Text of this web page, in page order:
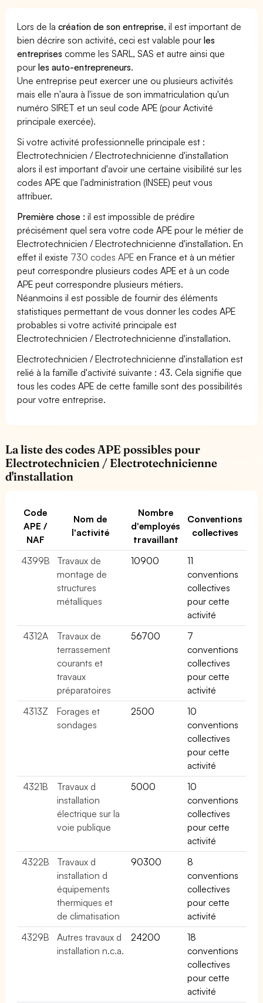
Lors de lacréation de son entreprise, il est important de
bien décrire son activité, ceci est valable pourles
entreprises comme les SARL, SAS et autre ainsi que
pourles auto-entrepreneurs.
Une entreprise peut exercer une ou plusieurs activités
mais elle n'aura à l'issue de son immatriculation qu'un
numéro SIRET et un seul code APE (pour Activité
principale exercée).
Si votre activité professionnelle principale est :
Electrotechnicien / Electrotechnicienne d'installation
alors il est important d'avoir une certaine visibilité sur les
codes APE que l'administration (INSEE) peut vous
attribuer.
Première chose : il est impossible de prédire
précisément quel sera votre code APE pour le métier de
Electrotechnicien / Electrotechnicienne d'installation. En
effet il existe 730 codes APE en France et à un métier
peut correspondre plusieurs codes APE et à un code
APE peut correspondre plusieurs métiers.
Néanmoins il est possible de fournir des éléments
statistiques permettant de vous donner les codes APE
probables si votre activité principale est
Electrotechnicien / Electrotechnicienne d'installation.
Electrotechnicien / Electrotechnicienne d'installation est
relié à la famille d'activité suivante : 43. Cela signifie que
tous les codes APE de cette famille sont des possibilités
pour votre entreprise.
La liste des codes APE possibles pour
Electrotechnicien / Electrotechnicienne
d'installation
Code
APE /
NAF
Nom de
l'activité
Nombre
d'employés
travaillant
Conventions
collectives
4399B
Travaux de
montage de
structures
métalliques
10900
11
conventions
collectives
pour cette
activité
4312A
Travaux de
terrassement
courants et
travaux
préparatoires
56700
7
conventions
collectives
pour cette
activité
4313Z
Forages et
sondages
2500
10
conventions
collectives
pour cette
activité
4321B
Travaux d
installation
électrique sur la
voie publique
5000
10
conventions
collectives
pour cette
activité
4322B
Travaux d
installation d
équipements
thermiques et
de climatisation
90300
8
conventions
collectives
pour cette
activité
4329B
Autres travaux d
installation n.c.a.
24200
18
conventions
collectives
pour cette
activité